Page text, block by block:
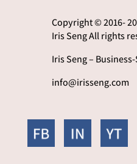
Copyright © 2016-
Iris Seng All rights
Iris Seng –
info@irisseng.com